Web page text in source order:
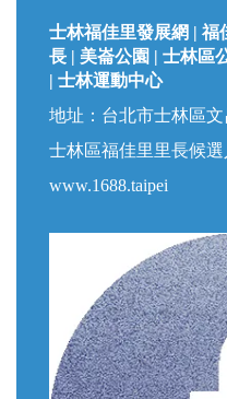
士林福佳里發展網 | 福
長 | 美崙公園 | 士林區
| 士林運動中心
地址：台北市士林區文
士林區福佳里里長候選
www.1688.taipei